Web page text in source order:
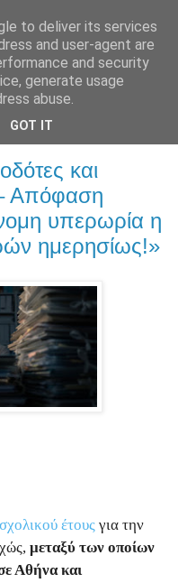
Ιδιωτικών
Ελλάδας
και
Απόφαση
υπερωρία η
ημερησίως!»
έτους για την
μεταξύ των οποίων
Αθήνα και
to deliver its services
and user-agent are
and security
generate usage
abuse.
GOT IT